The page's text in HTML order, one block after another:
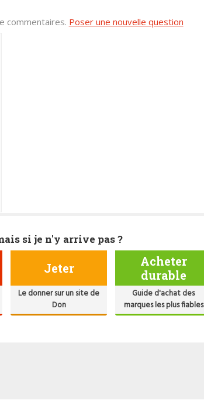
commentaires. Poser une nouvelle question
si je n'y arrive pas ?
Jeter
Le donner sur un site de
Don
Acheter
durable
Guide d'achat des
marques les plus fiables